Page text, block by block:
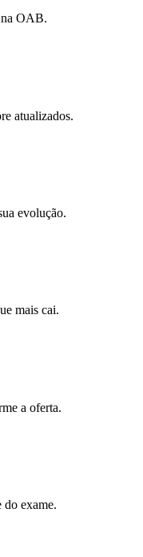
na OAB.
atualizados.
evolução.
mais cai.
a oferta.
do exame.